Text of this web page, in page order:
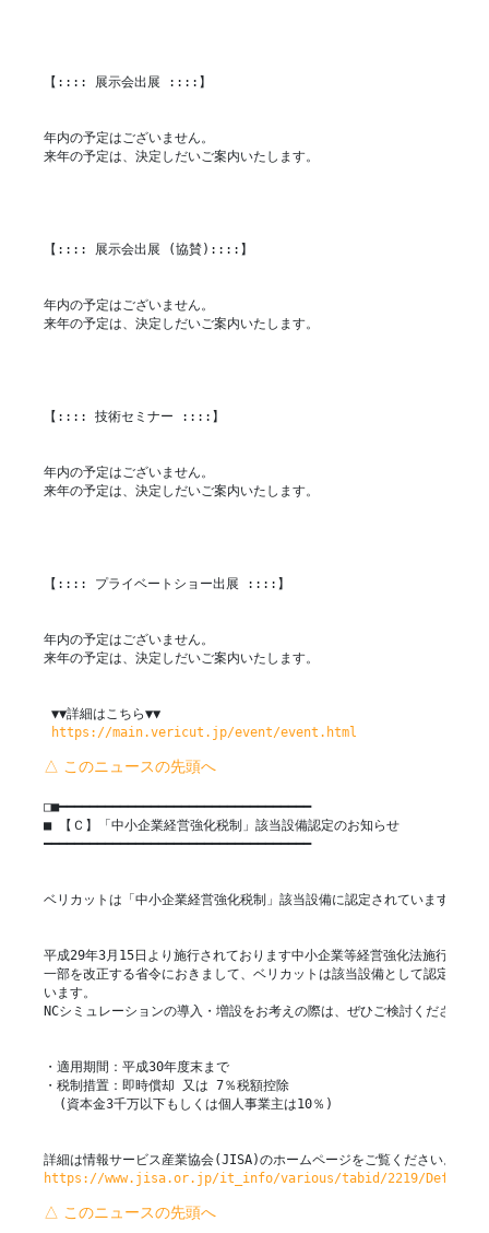
【:::: 展示会出展 ::::】
年内の予定はございません。
来年の予定は、決定しだいご案内いたします。
【:::: 展示会出展 (協賛)::::】
年内の予定はございません。
来年の予定は、決定しだいご案内いたします。
【:::: 技術セミナー ::::】
年内の予定はございません。
来年の予定は、決定しだいご案内いたします。
【:::: プライベートショー出展 ::::】
年内の予定はございません。
来年の予定は、決定しだいご案内いたします。
▼▼詳細はこちら▼▼
https://main.vericut.jp/event/event.html
△ このニュースの先頭へ
□■━━━━━━━━━━━━━━━━━━━━━━━━━━━━━━━━━
■ 【Ｃ】「中小企業経営強化税制」該当設備認定のお知らせ
━━━━━━━━━━━━━━━━━━━━━━━━━━━━━━━━━━━
ベリカットは「中小企業経営強化税制」該当設備に認定されています。
平成29年3月15日より施行されております中小企業等経営強化法施行規則の
一部を改正する省令におきまして、ベリカットは該当設備として認定されて
います。
NCシミュレーションの導入・増設をお考えの際は、ぜひご検討ください。
・適用期間：平成30年度末まで
・税制措置：即時償却 又は 7％税額控除
  (資本金3千万以下もしくは個人事業主は10％)
https://www.jisa.or.jp/it_info/various/tabid/2219/
△ このニュースの先頭へ